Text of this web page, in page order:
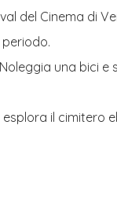
del Cinema di
una bici e
il cimitero